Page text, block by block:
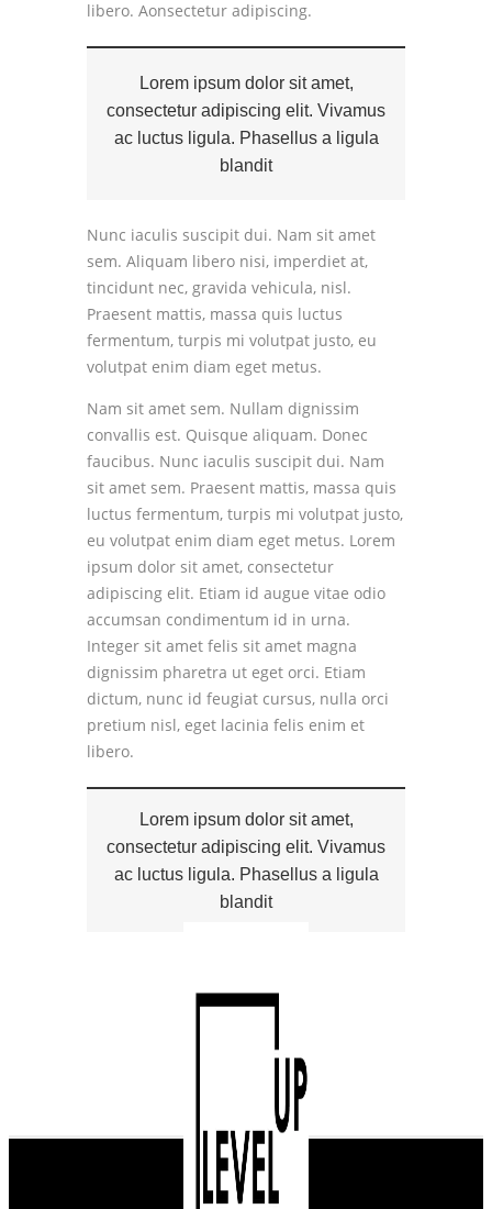
libero.
Lorem ipsum dolor sit amet,
consectetur adipiscing elit. Vivamus
ac luctus ligula. Phasellus a ligula
blandit
Aonsectetur adipiscing.
Nunc iaculis suscipit dui. Nam sit amet
sem. Aliquam libero nisi, imperdiet at,
tincidunt nec, gravida vehicula, nisl.
Praesent mattis, massa quis luctus
fermentum, turpis mi volutpat justo, eu
volutpat enim diam eget metus.
Nam sit amet sem. Nullam dignissim
convallis est. Quisque aliquam. Donec
faucibus. Nunc iaculis suscipit dui. Nam
sit amet sem. Praesent mattis, massa quis
luctus fermentum, turpis mi volutpat justo,
eu volutpat enim diam eget metus. Lorem
ipsum dolor sit amet, consectetur
adipiscing elit. Etiam id augue vitae odio
accumsan condimentum id in urna.
Integer sit amet felis sit amet magna
dignissim pharetra ut eget orci. Etiam
dictum, nunc id feugiat cursus, nulla orci
pretium nisl, eget lacinia felis enim et
libero.
Lorem ipsum dolor sit amet,
consectetur adipiscing elit. Vivamus
ac luctus ligula. Phasellus a ligula
blandit